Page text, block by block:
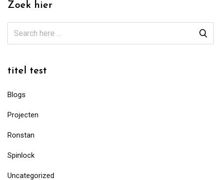
Zoek hier
titel test
Blogs
Projecten
Ronstan
Spinlock
Uncategorized